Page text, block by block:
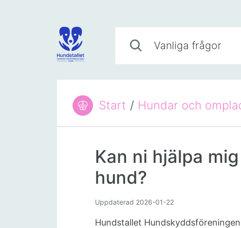
Du är här:Start / Hundar och
Kan ni hjälpa
hund?
Uppdaterad 2026-01-22
Hundstallet